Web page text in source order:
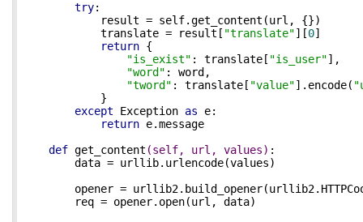
try:
            result = self.get_content(url, {})
            translate = result[
"translate"][0]
return {
"is_exist" : translate[ "is_user"],
"word" : word,
"tword" : translate[ "value"].encode(
            }
except Exception as e:
return e.message
def get_content (self, url, values) :
        data = urllib.urlencode(values)
opener =
        req = opener.open(url, data)